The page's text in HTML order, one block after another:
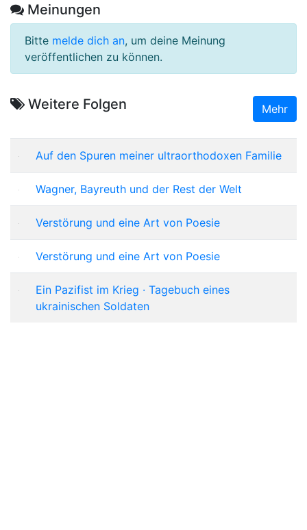
Meinungen
Bitte melde dich an, um deine Meinung
veröffentlichen zu können.
Weitere Folgen Mehr
Auf den Spuren meiner ultraorthodoxen Familie
Wagner, Bayreuth und der Rest der Welt
Verstörung und eine Art von Poesie
Verstörung und eine Art von Poesie
Ein Pazifist im Krieg · Tagebuch eines
ukrainischen Soldaten